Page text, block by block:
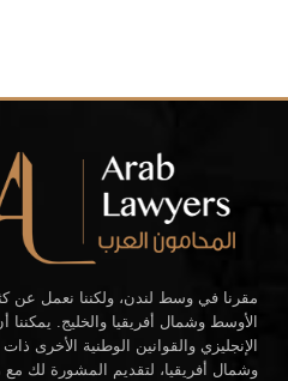
مقرنا في وسط لندن، ولكننا نعمل عن
الأوسط وشمال أفريقيا والخليج.
الإنجليزي والقوانين الوطنية
وشمال أفريقيا، لتقديم المشورة لك مع